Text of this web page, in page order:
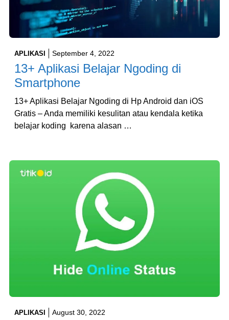
APLIKASI September 4, 2022
13+ Aplikasi Belajar Ngoding di
Smartphone
13+ Aplikasi Belajar Ngoding di Hp Android dan iOS
Gratis – Anda memiliki kesulitan atau kendala ketika
belajar koding karena alasan …
APLIKASI August 30, 2022